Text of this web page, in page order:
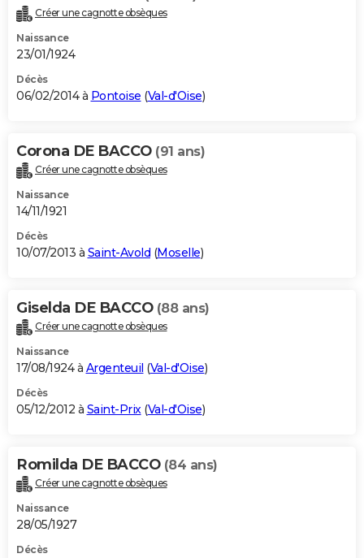
Créer une cagnotte obsèques
Naissance
23/01/1924
Décès
06/02/2014 à Pontoise (Val-d'Oise)
Corona DE BACCO (91 ans)
Créer une cagnotte obsèques
Naissance
14/11/1921
Décès
10/07/2013 à Saint-Avold (Moselle)
Giselda DE BACCO (88 ans)
Créer une cagnotte obsèques
Naissance
17/08/1924 à Argenteuil (Val-d'Oise)
Décès
05/12/2012 à Saint-Prix(Val-d'Oise)
Romilda DE BACCO (84 ans)
Créer une cagnotte obsèques
Naissance
28/05/1927
Décès